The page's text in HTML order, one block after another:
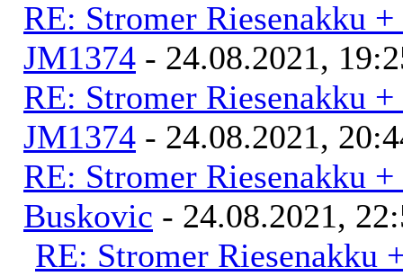
RE: Stromer Riesenakku
JM1374 - 24.08.2021,
RE: Stromer Riesenakku
JM1374 - 24.08.2021,
RE: Stromer Riesenakku
Buskovic - 24.08.2021,
RE: Stromer Riesenakku